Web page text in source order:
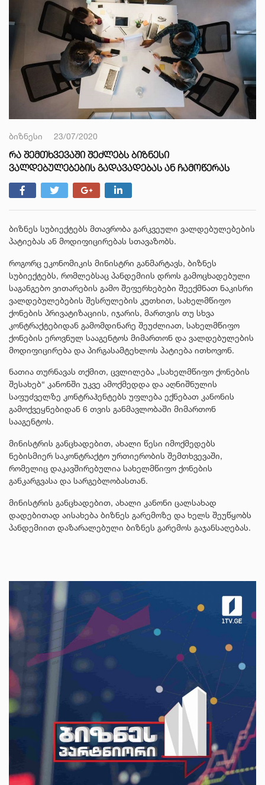
ბიზნესი 23/07/2020
ᲠᲐ ᲨᲔᲛᲗᲮᲕᲔᲕᲐᲨᲘ ᲨᲔᲫᲚᲔᲑᲡ ᲑᲘᲖᲜᲔᲡᲘ
ᲕᲐᲚᲓᲔᲑᲣᲚᲔᲑᲔᲑᲘᲡ ᲒᲐᲓᲐᲕᲐᲓᲔᲑᲐᲡ ᲐᲜ ᲩᲐᲛᲝᲬᲔᲠᲐᲡ
ბიზნეს სუბიექტებს მთავრობა გარკვეული ვალდებულებების
პატიებას ან მოდიფიცირებას სთავაზობს.
როგორც ეკონომიკის მინისტრი განმარტავს, ბიზნეს
სუბიექტებს, რომლებსაც პანდემიის დროს გამოცხადებული
საგანგებო ვითარების გამო შეფერხებები შეექმნათ ნაკისრი
ვალდებულებების შესრულების კუთხით, სახელმწიფო
ქონების პრივატიზაციის, იჯარის, მართვის თუ სხვა
კონტრაქტებიდან გამომდინარე შეუძლიათ, სახელმწიფო
ქონების ეროვნულ სააგენტოს მიმართონ და ვალდებულების
მოდიფიცირება და პირგასამტეხლოს პატიება ითხოვონ.
ნათია თურნავას თქმით, ცვლილება „სახელმწიფო ქონების
შესახებ“ კანონში უკვე ამოქმედდა და აღნიშნულის
საფუძველზე კონტრაჰენტებს უფლება ექნებათ კანონის
გამოქვეყნებიდან 6 თვის განმავლობაში მიმართონ
სააგენტოს.
მინისტრის განცხადებით, ახალი წესი იმოქმედებს
ნებისმიერ საკონტრაქტო ურთიერობის შემთხვევაში,
რომელიც დაკავშირებულია სახელმწიფო ქონების
განკარგვასა და სარგებლობასთან.
მინისტრის განცხადებით, ახალი კანონი ცალსახად
დადებითად აისახება ბიზნეს გარემოზე და ხელს შეუწყობს
პანდემიით დაზარალებული ბიზნეს გარემოს გაჯანსაღებას.